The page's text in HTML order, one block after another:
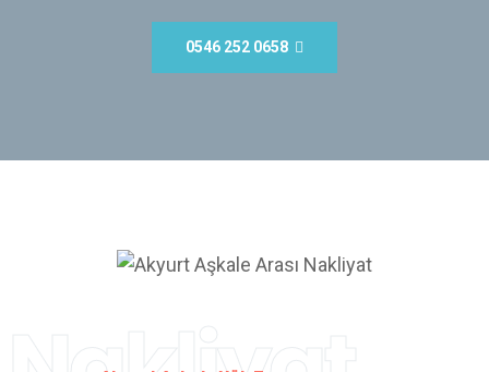
0546 252 0658